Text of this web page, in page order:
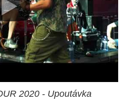
2020 - Upoutávka